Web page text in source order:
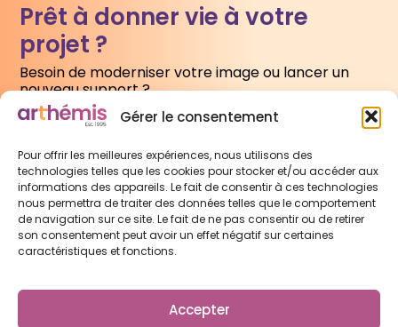
Gérer le consentement
Pour offrir les meilleures expériences, nous utilisons des
technologies telles que les cookies pour stocker et/ou accéder aux
informations des appareils. Le fait de consentir à ces technologies
nous permettra de traiter des données telles que le comportement
de navigation sur ce site. Le fait de ne pas consentir ou de retirer
son consentement peut avoir un effet négatif sur certaines
caractéristiques et fonctions.
Accepter
Prêt à donner vie à votre
projet ?
Besoin de moderniser votre image ou lancer un
nouveau support ?
L'agencePrestationsPortfolioContact
Politique de cookiesPolitique de confidentialité